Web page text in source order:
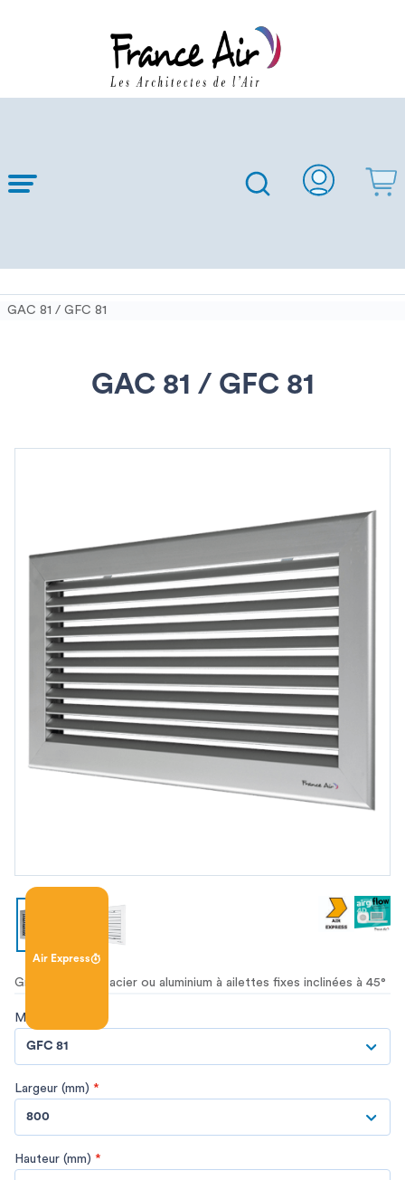
Content
GAC 81 / GFC 81
GAC 81 / GFC 81
Air Express
Grille de reprise acier ou aluminium à ailettes fixes inclinées à 45°
Modèle
GFC 81
Largeur (mm) *
800
Hauteur (mm) *